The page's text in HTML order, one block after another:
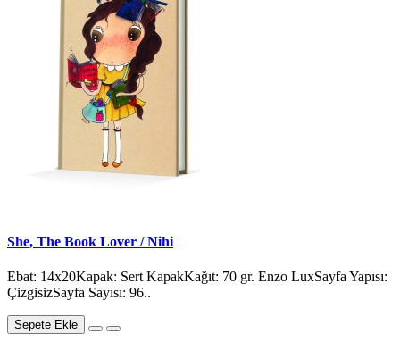
She, The Book Lover / Nihi
Ebat: 14x20Kapak: Sert KapakKağıt: 70 gr. Enzo LuxSayfa Yapısı:
ÇizgisizSayfa Sayısı: 96..
Sepete Ekle